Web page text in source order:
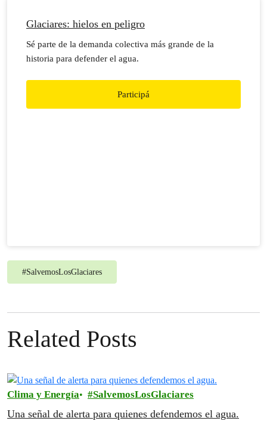
Glaciares: hielos en peligro
Sé parte de la demanda colectiva más grande de la
historia para defender el agua.
Participá
#SalvemosLosGlaciares
Related Posts
Clima y Energía SalvemosLosGlaciares
Una señal de alerta para quienes defendemos el agua.